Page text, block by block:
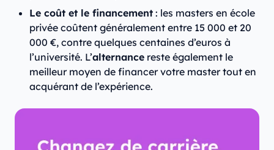
Le coût et le financement : les masters en école
privée coûtent généralement entre 15 000 et 20
000 €, contre quelques centaines d’euros à
l’université. L’alternance reste également le
meilleur moyen de financer votre master tout en
acquérant de l’expérience.